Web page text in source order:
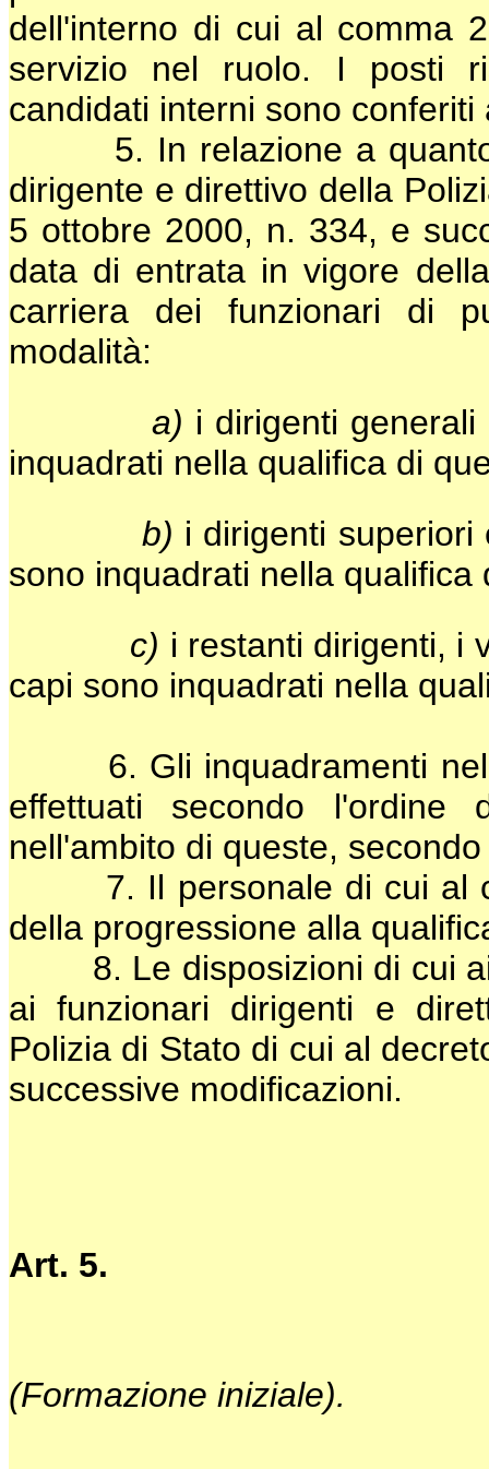
dell'interno di cui al comma
servizio nel ruolo. I posti
candidati interni sono conferiti
5. In relazione a quanto
dirigente e direttivo della
5 ottobre 2000, n. 334, e
data di entrata in vigore
carriera dei funzionari di
modalità:
a) i dirigenti
inquadrati nella qualifica di
b) i dirigenti
sono inquadrati nella qualifica
c) i restanti dirigenti, i
capi sono inquadrati nella
6. Gli inquadramenti
effettuati secondo l'ordine
nell'ambito di queste,
7. Il personale di cui al
della progressione alla
8. Le disposizioni di cui ai
ai funzionari dirigenti e
Polizia di Stato di cui al
successive modificazioni.
Art. 5.
(Formazione iniziale).